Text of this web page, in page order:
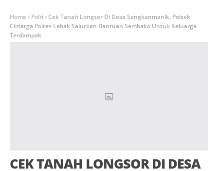
Home Polri Cek Tanah Longsor Di Desa Sangkanmanik, Polsek
Cimarga Polres Lebak Salurkan Bantuan Sembako Untuk Keluarga
Terdampak
CEK TANAH LONGSOR DI DESA